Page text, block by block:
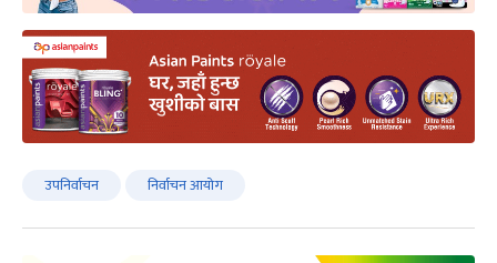
उपनिर्वाचन निर्वाचन आयोग